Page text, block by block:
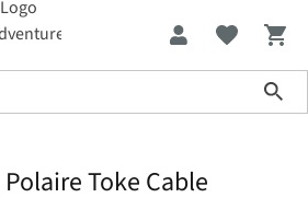
Polaire Toke Cable